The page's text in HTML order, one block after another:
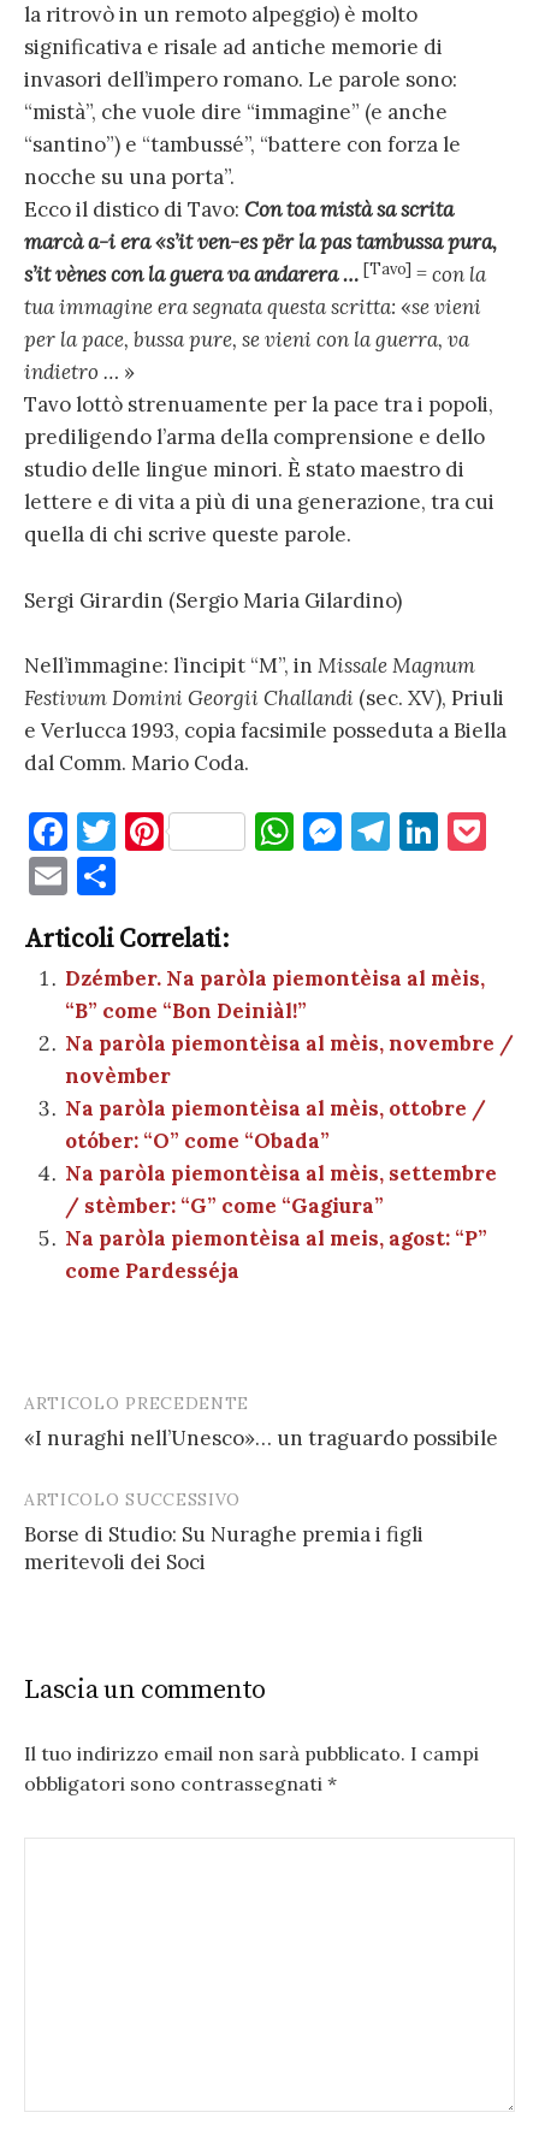
la ritrovò in un remoto alpeggio) è molto
significativa e risale ad antiche memorie di
invasori dell’impero romano. Le parole sono:
“mistà”, che vuole dire “immagine” (e anche
“santino”) e “tambussé”, “battere con forza le
nocche su una porta”.
Ecco il distico di Tavo: Con toa mistà sa scrita
marcà a-i era «s’it ven-es për la pas tambussa pura,
s’it vènes con la guera va andarera … [Tavo] =con la
tua immagine era segnata questa scritta: «se vieni
per la pace, bussa pure, se vieni con la guerra, va
indietro … »
Tavo lottò strenuamente per la pace tra i popoli,
prediligendo l’arma della comprensione e dello
studio delle lingue minori. È stato maestro di
lettere e di vita a più di una generazione, tra cui
quella di chi scrive queste parole.
Sergi Girardin (Sergio Maria Gilardino)
Nell’immagine: l’incipit “M”, in Missale Magnum
Festivum Domini Georgii Challandi (sec. XV), Priuli
e Verlucca 1993, copia facsimile posseduta a Biella
dal Comm. Mario Coda.
F
a
c
e
b
o
o
k
T
te
r
Pi
es
t
W
A
p
p
M
g
er
T
a
Li
dI
n
E
m
ai
l
n
di
vi
di
Articoli Correlati:
Dzémber. Na paròla piemontèisa al mèis,
“B” come “Bon Deiniàl!”
Na paròla piemontèisa al mèis, novembre /
novèmber
Na paròla piemontèisa al mèis, ottobre /
otóber: “O” come “Obada”
Na paròla piemontèisa al mèis, settembre
/ stèmber: “G” come “Gagiura”
Na paròla piemontèisa al meis, agost: “P”
come Pardesséja
Post
navigation
ARTICOLO PRECEDENTE
«I nuraghi nell’Unesco»… un traguardo possibile
ARTICOLO SUCCESSIVO
Borse di Studio: Su Nuraghe premia i figli
meritevoli dei Soci
Lascia un commento
Il tuo indirizzo email non sarà pubblicato. I campi
obbligatori sono contrassegnati *